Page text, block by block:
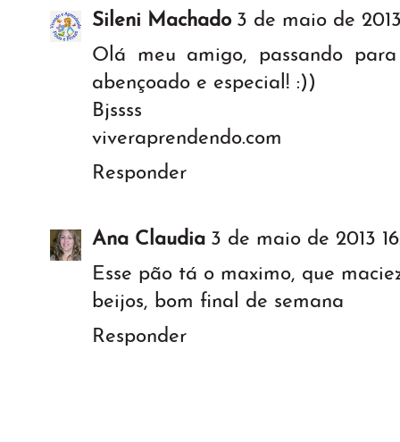
Sileni Machado 3 de maio de 2013
Olá meu amigo, passando
abençoado e especial! :))
Bjssss
viveraprendendo.com
Responder
Ana Claudia 3 de maio de 2013
Esse pão tá o maximo, que
beijos, bom final de semana
Responder